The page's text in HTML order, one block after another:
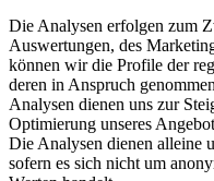
Die Analysen erfolgen zum
Auswertungen, des
können wir die Profile der
deren in Anspruch
Analysen dienen uns zur
Optimierung unseres
Die Analysen dienen alleine
sofern es sich nicht um